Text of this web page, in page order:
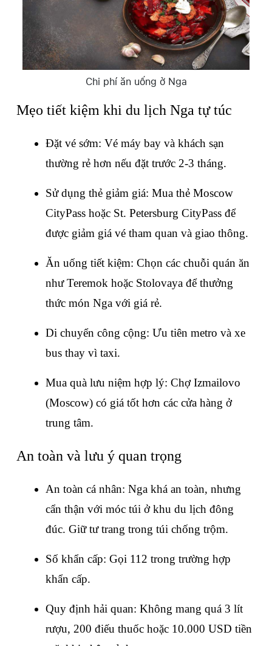
Chi phí ăn uống ở Nga
Mẹo tiết kiệm khi du lịch Nga tự túc
Đặt vé sớm: Vé máy bay và khách sạn
thường rẻ hơn nếu đặt trước 2-3 tháng.
Sử dụng thẻ giảm giá: Mua thẻ Moscow
CityPass hoặc St. Petersburg CityPass để
được giảm giá vé tham quan và giao thông.
Ăn uống tiết kiệm: Chọn các chuỗi quán ăn
như Teremok hoặc Stolovaya để thưởng
thức món Nga với giá rẻ.
Di chuyển công cộng: Ưu tiên metro và xe
bus thay vì taxi.
Mua quà lưu niệm hợp lý: Chợ Izmailovo
(Moscow) có giá tốt hơn các cửa hàng ở
trung tâm.
An toàn và lưu ý quan trọng
An toàn cá nhân: Nga khá an toàn, nhưng
cẩn thận với móc túi ở khu du lịch đông
đúc. Giữ tư trang trong túi chống trộm.
Số khẩn cấp: Gọi 112 trong trường hợp
khẩn cấp.
Quy định hải quan: Không mang quá 3 lít
rượu, 200 điếu thuốc hoặc 10.000 USD tiền